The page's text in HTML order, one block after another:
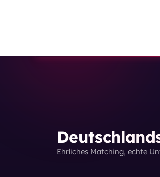
Ehrliches Matching, echte